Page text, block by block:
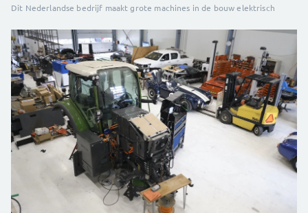
Dit Nederlandse bedrijf maakt grote machines in de bouw elektrisch